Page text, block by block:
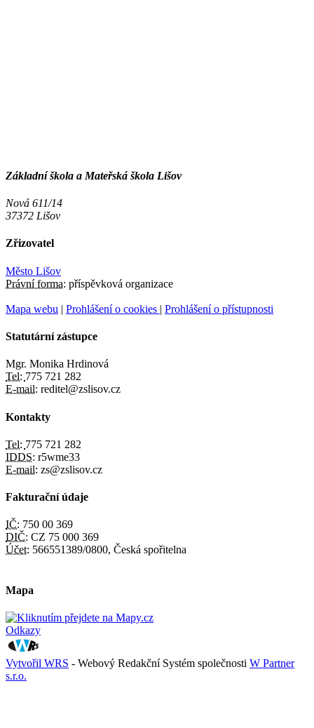
Základní škola a Mateřská škola Lišov
Nová 611/14
37372 Lišov
Zřizovatel
Město Lišov
Právní forma: příspěvková organizace
Mapa webu | Prohlášení o cookies | Prohlášení o přístupnosti
Statutární zástupce
Mgr. Monika Hrdinová
Tel: 775 721 282
E-mail: reditel@zslisov.cz
Kontakty
Tel: 775 721 282
IDDS: r5wme33
E-mail: zs@zslisov.cz
Fakturační údaje
IČ: 750 00 369
DIČ: CZ 75 000 369
Účet: 566551389/0800, Česká spořitelna
Mapa
Odkazy
Vytvořil WRS - Webový Redakční Systém společnosti W Partner
s.r.o.